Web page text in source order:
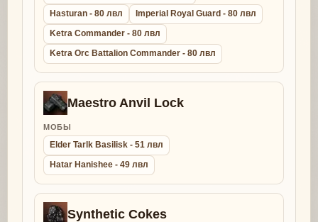
Hasturan - 80 лвл
Imperial Royal Guard - 80 лвл
Ketra Commander - 80 лвл
Ketra Orc Battalion Commander - 80 лвл
Maestro Anvil Lock
МОБЫ
Elder Tarlk Basilisk - 51 лвл
Hatar Hanishee - 49 лвл
Synthetic Cokes